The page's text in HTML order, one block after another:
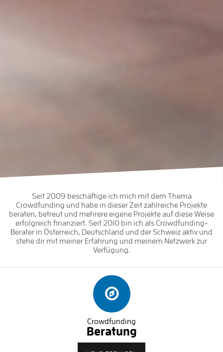
Seit 2009 beschäftige ich mich mit dem Thema
Crowdfunding und habe in dieser Zeit zahlreiche Projekte
beraten, betreut und mehrere eigene Projekte auf diese Weise
erfolgreich finanziert. Seit 2010 bin ich als Crowdfunding-
Berater in Österreich, Deutschland und der Schweiz aktiv und
stehe dir mit meiner Erfahrung und meinem Netzwerk zur
Verfügung.
Crowdfunding
Beratung